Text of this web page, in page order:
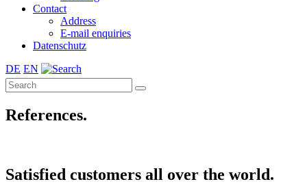
Contact
Address
E-mail enquiries
Datenschutz
DE EN
References.
Satisfied customers all over the world.